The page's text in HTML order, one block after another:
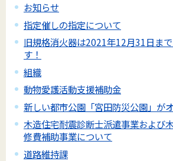
お知らせ
指定催しの指定について
旧規格消火器は2021年12月31日ま
す！
組織
動物愛護活動支援補助金
新しい都市公園「宮田防災公園」が
木造住宅耐震診断士派遣事業および
修費補助事業について
道路維持課